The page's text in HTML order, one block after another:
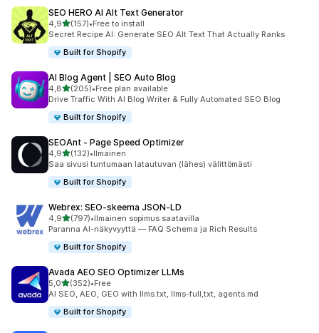
SEO HERO AI Alt Text Generator
4,9/ 5 tähteä
(157)
157 arvostelua yhteensä
•Free to install
Secret Recipe AI: Generate SEO Alt Text That Actually Ranks
Built for Shopify
AI Blog Agent | SEO Auto Blog
4,8/ 5 tähteä
(205)
205 arvostelua yhteensä
•Free plan available
Drive Traffic With AI Blog Writer & Fully Automated SEO Blog
Built for Shopify
SEOAnt ‑ Page Speed Optimizer
4,9/ 5 tähteä
(132)
132 arvostelua yhteensä
•Ilmainen
Saa sivusi tuntumaan latautuvan (lähes) välittömästi
Built for Shopify
Webrex: SEO‑skeema JSON‑LD
4,9/ 5 tähteä
(797)
797 arvostelua yhteensä
•Ilmainen sopimus saatavilla
Paranna AI-näkyvyyttä — FAQ Schema ja Rich Results
Built for Shopify
Avada AEO SEO Optimizer LLMs
5,0/ 5 tähteä
(352)
352 arvostelua yhteensä
•Free
AI SEO, AEO, GEO with llms.txt, llms-full,txt, agents.md
Built for Shopify